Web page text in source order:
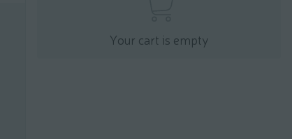
Your cart is empty